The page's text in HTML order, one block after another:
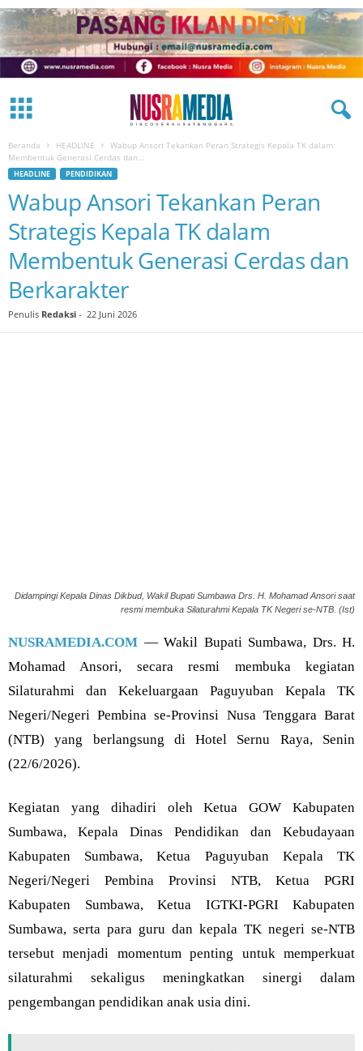
Beranda HEADLINE
Wabup Ansori Tekankan Peran Strategis Kepala TK dalam
Membentuk Generasi Cerdas dan...
HEADLINE PENDIDIKAN
Wabup Ansori Tekankan Peran
Strategis Kepala TK dalam
Membentuk Generasi Cerdas dan
Berkarakter
Penulis Redaksi - 22 Juni 2026
Didampingi Kepala Dinas Dikbud, Wakil Bupati Sumbawa Drs. H. Mohamad Ansori saat
resmi membuka Silaturahmi Kepala TK Negeri se-NTB. (Ist)
NUSRAMEDIA.COM — Wakil Bupati Sumbawa, Drs. H.
Mohamad Ansori, secara resmi membuka kegiatan
Silaturahmi dan Kekeluargaan Paguyuban Kepala TK
Negeri/Negeri Pembina se-Provinsi Nusa Tenggara Barat
(NTB) yang berlangsung di Hotel Sernu Raya, Senin
(22/6/2026).
Kegiatan yang dihadiri oleh Ketua GOW Kabupaten
Sumbawa, Kepala Dinas Pendidikan dan Kebudayaan
Kabupaten Sumbawa, Ketua Paguyuban Kepala TK
Negeri/Negeri Pembina Provinsi NTB, Ketua PGRI
Kabupaten Sumbawa, Ketua IGTKI-PGRI Kabupaten
Sumbawa, serta para guru dan kepala TK negeri se-NTB
tersebut menjadi momentum penting untuk memperkuat
silaturahmi sekaligus meningkatkan sinergi dalam
pengembangan pendidikan anak usia dini.